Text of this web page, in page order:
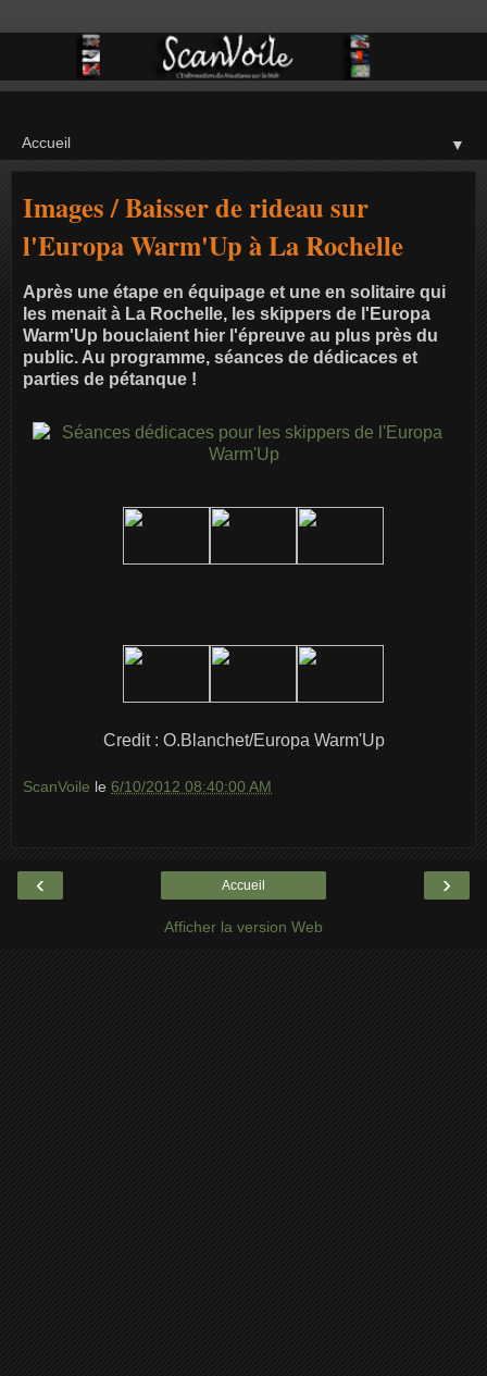
▼
Images / Baisser de rideau sur
l'Europa Warm'Up à La Rochelle
Après une étape en équipage et une en solitaire qui
les menait à La Rochelle, les skippers de l'Europa
Warm'Up bouclaient hier l'épreuve au plus près du
public. Au programme, séances de dédicaces et
parties de pétanque !
Credit : O.Blanchet/Europa Warm'Up
ScanVoile le 6/10/2012 08:40:00 AM
‹ ›
Accueil
Afficher la version Web